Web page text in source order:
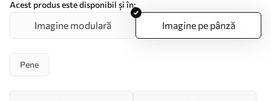
Acest produs este disponibil și în:
Imagine modulară Imagine pe pânză
Pene